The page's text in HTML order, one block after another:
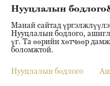
Copyright © 2024 CGTN.
京ICP备20000184号
京公网安备
Disinformation report hotline:
Нууцлалын
Манай сайтад
Нууцлалын бодлого,
үг. Та өөрийн хөтчөөр
боломжтой.
Нууцлалын бодлого